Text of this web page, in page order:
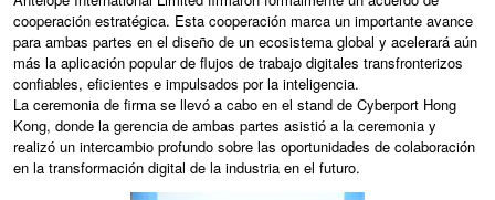
cooperación estratégica. Esta cooperación marca un importante avance
para ambas partes en el diseño de un ecosistema global y acelerará aún
más la aplicación popular de flujos de trabajo digitales transfronterizos
confiables, eficientes e impulsados por la inteligencia.
La ceremonia de firma se llevó a cabo en el stand de Cyberport Hong
Kong, donde la gerencia de ambas partes asistió a la ceremonia y
realizó un intercambio profundo sobre las oportunidades de colaboración
en la transformación digital de la industria en el futuro.